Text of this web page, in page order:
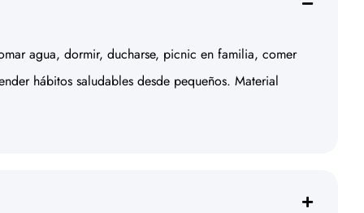
agua, dormir, ducharse, picnic en familia, comer
hábitos saludables desde pequeños. Material